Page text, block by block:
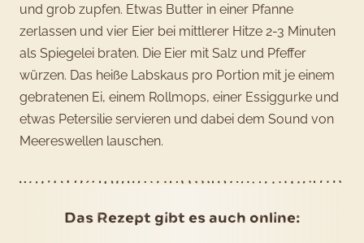
und grob zupfen. Etwas Butter in einer Pfanne
zerlassen und vier Eier bei mittlerer Hitze 2-3 Minuten
als Spiegelei braten. Die Eier mit Salz und Pfeffer
würzen. Das heiße Labskaus pro Portion mit je einem
gebratenen Ei, einem Rollmops, einer Essiggurke und
etwas Petersilie servieren und dabei dem Sound von
Meereswellen lauschen.
Das Rezept gibt es auch online: